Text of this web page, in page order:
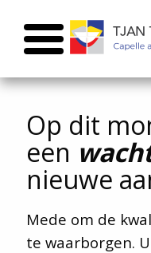
Op dit
een
nieuwe
Mede om de
te waarborgen.